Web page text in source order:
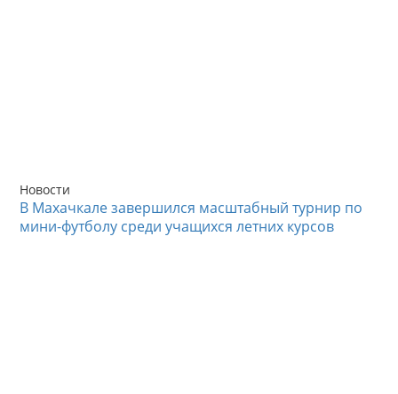
Новости
В Махачкале завершился масштабный турнир по
мини-футболу среди учащихся летних курсов